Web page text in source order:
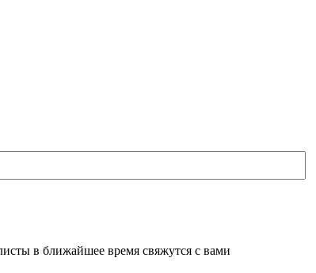
в ближайшее время свяжутся с вами